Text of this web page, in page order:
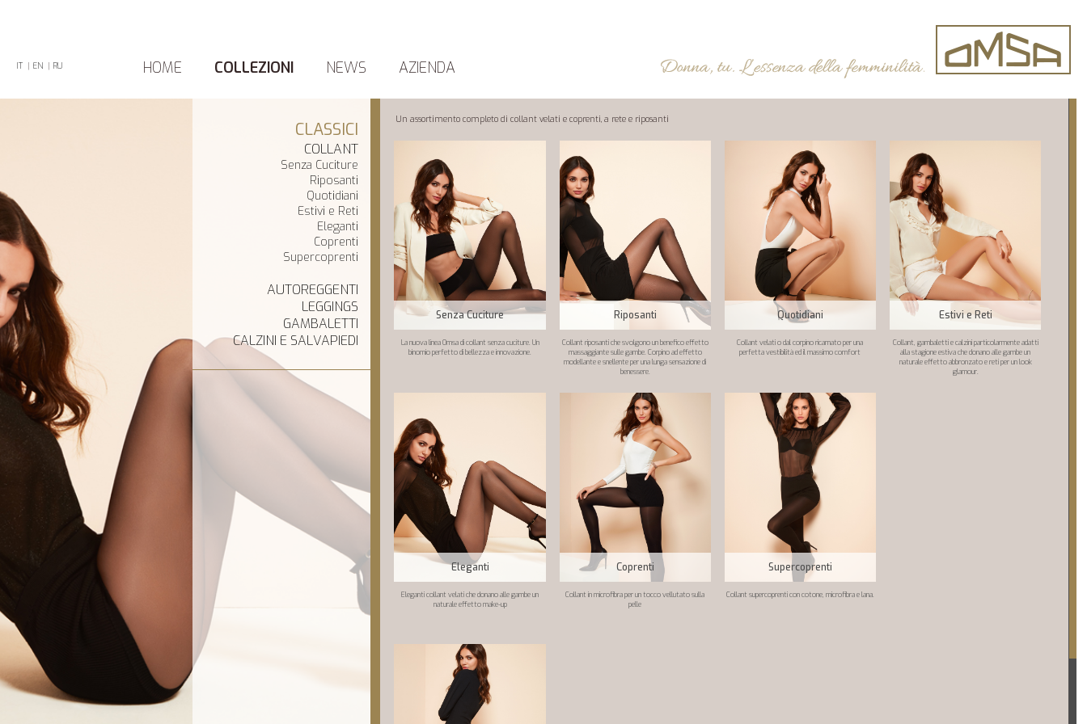
IT | EN | RU HOME COLLEZIONI NEWS AZIENDA
CLASSICI
COLLANT
Senza Cuciture
Riposanti
Quotidiani
Estivi e Reti
Eleganti
Coprenti
Supercoprenti
AUTOREGGENTI
LEGGINGS
GAMBALETTI
CALZINI E SALVAPIEDI
Un assortimento completo di collant velati e coprenti, a rete e riposanti
Senza Cuciture
La nuova linea Omsa di collant senza cuciture. Un
binomio perfetto di bellezza e innovazione.
Riposanti
Collant riposanti che svolgono un benefico effetto
massaggiante sulle gambe. Corpino ad effetto
modellante e snellente per una lunga sensazione di
benessere.
Quotidiani
Collant velati o dal corpino ricamato per una
perfetta vestibilità ed il massimo comfort
Estivi e Reti
Collant, gambaletti e calzini particolarmente adatti
alla stagione estiva che donano alle gambe un
naturale effetto abbronzato e reti per un look
glamour.
Eleganti
Eleganti collant velati che donano alle gambe un
naturale effetto make-up
Coprenti
Collant in microfibra per un tocco vellutato sulla
pelle
Supercoprenti
Collant supercoprenti con cotone, microfibra e lana.